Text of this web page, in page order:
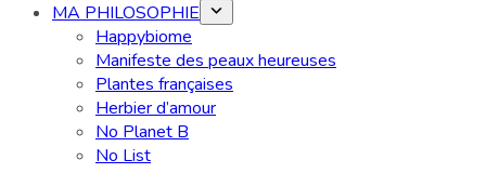
MA PHILOSOPHIE
Happybiome
Manifeste des peaux heureuses
Plantes françaises
Herbier d’amour
No Planet B
No List